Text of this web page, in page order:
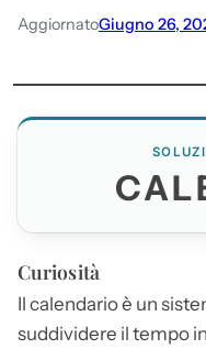
AggiornatoGiugno 26,
Curiosità
Il calendarioè un
suddividere il tempo